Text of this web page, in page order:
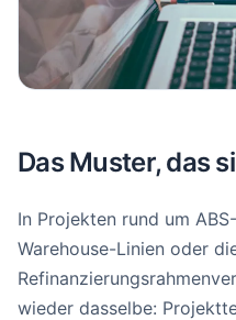
Das Muster, das
In Projekten rund um
Warehouse-Linien oder
wieder dasselbe: